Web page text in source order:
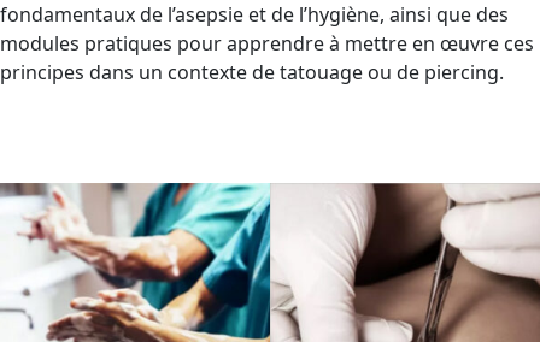
fondamentaux de l’asepsie et de l’hygiène, ainsi que des
modules pratiques pour apprendre à mettre en œuvre ces
principes dans un contexte de tatouage ou de piercing.